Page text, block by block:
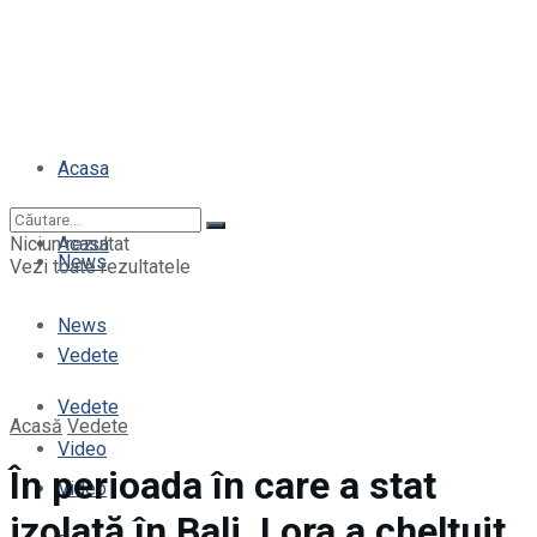
Acasa
News
Vedete
Video
Acasa
News
Vedete
Video
Niciun rezultat
Vezi toate rezultatele
Acasă Vedete
În perioada în care a stat